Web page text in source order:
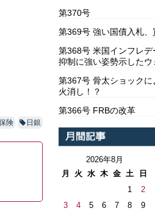
険 日銀
第370号
第369号 強い国債入札、
第368号 米国インフレ
抑制に強い姿勢示したウ
第367号 骨太ショック
火消し！？
第366号 FRBの改革
2026年8月
月
火 水 木 金 土 日
1
2
3
4 5 6 7 8
9